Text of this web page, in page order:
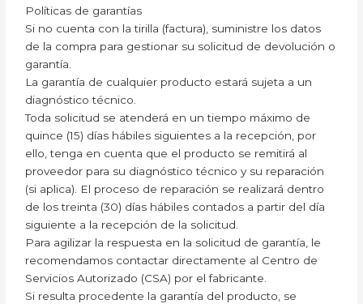
Políticas de garantías
Si no cuenta con la tirilla (factura), suministre los datos
de la compra para gestionar su solicitud de devolución o
garantía.
La garantía de cualquier producto estará sujeta a un
diagnóstico técnico.
Toda solicitud se atenderá en un tiempo máximo de
quince (15) días hábiles siguientes a la recepción, por
ello, tenga en cuenta que el producto se remitirá al
proveedor para su diagnóstico técnico y su reparación
(si aplica). El proceso de reparación se realizará dentro
de los treinta (30) días hábiles contados a partir del día
siguiente a la recepción de la solicitud.
Para agilizar la respuesta en la solicitud de garantía, le
recomendamos contactar directamente al Centro de
Servicios Autorizado (CSA) por el fabricante.
Si resulta procedente la garantía del producto, se